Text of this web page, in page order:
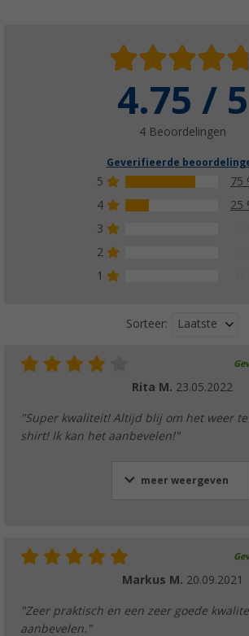
4.75 / 5
4 Beoordelingen
Geverifieerde
5
75
4
25
3
2
1
Sorteer: Laatste
Rita M. 23.05.2022
"Super kwaliteit! Altijd blij om het weer te
shirt! Ik kan het aanbevelen!"
meer weergeven
Markus M. 20.09.2021
"Zeer praktisch en een zeer goede
aanbevelen."